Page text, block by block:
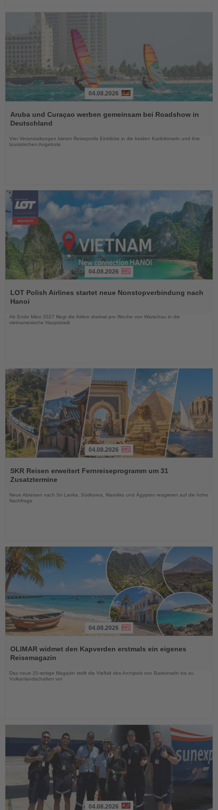
Sie
die
04.08.2026
Aruba und Curaçao werben gemeinsam bei Roadshow in
Deutschland
Vier Veranstaltungen bieten Reiseprofis Einblicke in die beiden Karibikinseln und ihre
touristischen Angebote
Sie
die
04.08.2026
LOT Polish Airlines startet neue Nonstopverbindung nach
Hanoi
Ab Ende März 2027 fliegt die Airline dreimal pro Woche von Warschau in die
vietnamesische Hauptstadt
Sie
die
04.08.2026
SKR Reisen erweitert Fernreiseprogramm um 31
Zusatztermine
Neue Abreisen nach Sri Lanka, Südkorea, Marokko und Ägypten reagieren auf die hohe
Nachfrage
Sie
die
Nachrichten
04.08.2026
OLIMAR widmet den Kapverden erstmals ein eigenes
Reisemagazin
Das neue 20-seitige Magazin stellt die Vielfalt des Archipels von Badeinseln bis zu
Vulkanlandschaften vor
04.08.2026